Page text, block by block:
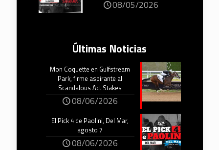
08/05/2026
Últimas Noticias
Mon Coquette en Gulfstream
Park, firme aspirante al
Scandalous Act Stakes
08/06/2026
El Pick 4 de Paolini, Del Mar,
agosto 7
08/06/2026